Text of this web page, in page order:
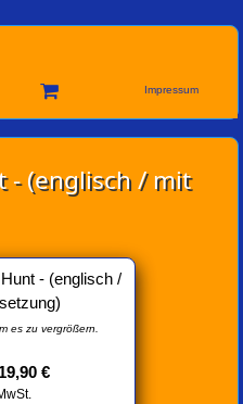
Impressum
- (englisch / mit
es zu vergrößern.
€